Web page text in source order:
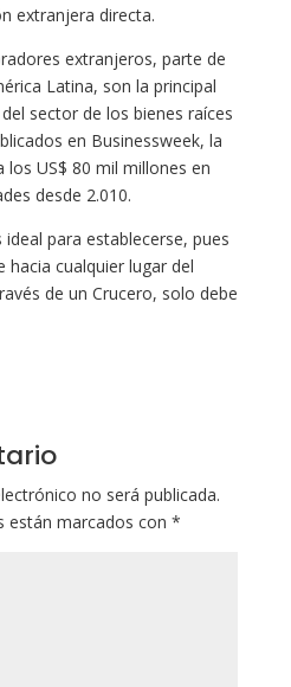
extranjera directa.
extranjeros, parte de
Latina, son la principal
sector de los bienes raíces
en Businessweek, la
US$ 80 mil millones en
desde 2.010.
para establecerse, pues
hacia cualquier lugar del
de un Crucero, solo debe
no será publicada.
están marcados con *